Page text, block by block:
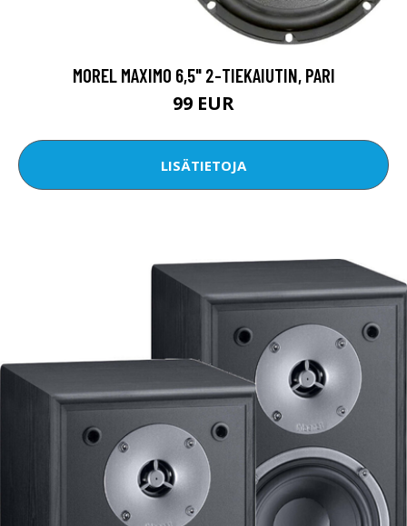
MOREL MAXIMO 6,5" 2-TIEKAIUTIN, PARI
99 EUR
LISÄTIETOJA